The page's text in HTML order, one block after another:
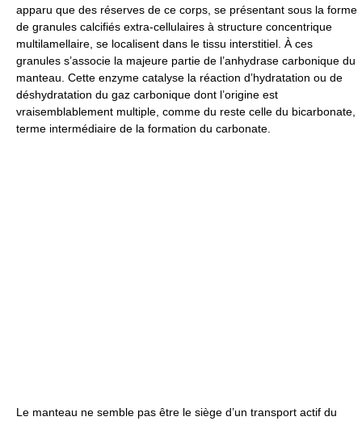
apparu que des réserves de ce corps, se présentant sous la forme
de granules calcifiés extra-cellulaires à structure concentrique
multilamellaire, se localisent dans le tissu interstitiel. À ces
granules s’associe la majeure partie de l’anhydrase carbonique du
manteau. Cette enzyme catalyse la réaction d’hydratation ou de
déshydratation du gaz carbonique dont l’origine est
vraisemblablement multiple, comme du reste celle du bicarbonate,
terme intermédiaire de la formation du carbonate.
Le manteau ne semble pas être le siège d’un transport actif du